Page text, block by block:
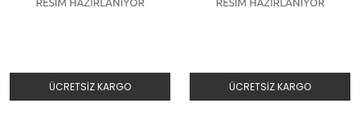
ÜCRETSIZ KARGO ÜCRETSIZ KARGO